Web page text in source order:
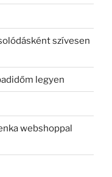
szívesen
legyen
webshoppal